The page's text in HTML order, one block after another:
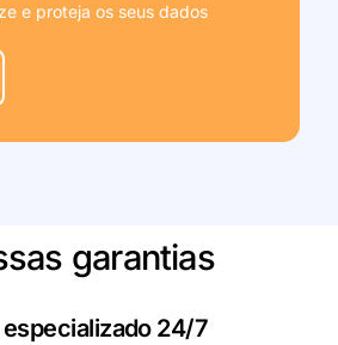
e proteja os seus dados
garantias
24/7